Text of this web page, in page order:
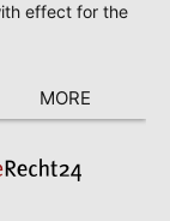
effect for the
MORE